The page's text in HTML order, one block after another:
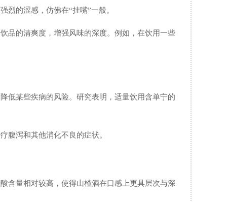
烈的涩感，仿佛在“挂嘴”一般。
品的清爽度，增强风味的深度。例如，在饮用一些
低某些疾病的风险。研究表明，适量饮用含单宁的
腹泻和其他消化不良的症状。
含量相对较高，使得山楂酒在口感上更具层次与深